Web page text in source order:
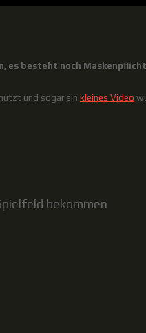
es besteht noch
und sogar ein kleines Video
bekommen